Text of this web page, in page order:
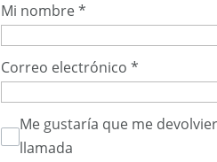
Mi nombre*
Correo electrónico *
Me gustaría que me
llamada